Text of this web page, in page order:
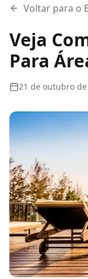
Voltar para o
Veja
Para
21 de outubro de